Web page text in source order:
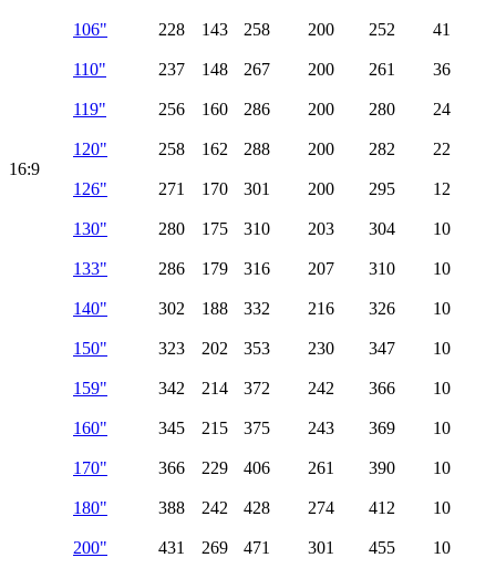
16:9
106" 228 143 258 200 252 41
110" 237 148 267 200 261 36
119" 256 160 286 200 280 24
120" 258 162 288 200 282 22
126" 271 170 301 200 295 12
130" 280 175 310 203 304 10
133" 286 179 316 207 310 10
140" 302 188 332 216 326 10
150" 323 202 353 230 347 10
159" 342 214 372 242 366 10
160" 345 215 375 243 369 10
170" 366 229 406 261 390 10
180" 388 242 428 274 412 10
200" 431 269 471 301 455 10